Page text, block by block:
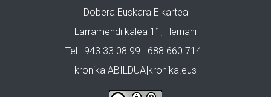
Dobera Euskara Elkartea
Larramendi kalea 11, Hernani
Tel.: 943 33 08 99 · 688 660 714 ·
kronika[ABILDUA]kronika.eus